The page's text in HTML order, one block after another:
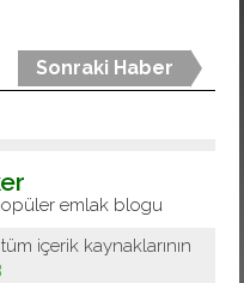
Sonraki Haber
emlak blogu
içerik kaynaklarının